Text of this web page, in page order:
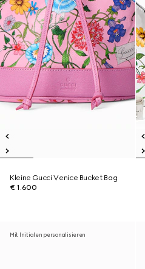
Kleine Gucci Venice Bucket Bag
€ 1.600
Mit Initialen personalisieren